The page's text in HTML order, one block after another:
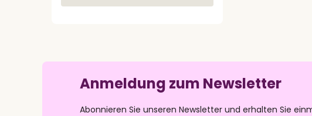
Anmeldung zum Newsletter
Abonnieren Sie unseren Newsletter und erhalten Sie